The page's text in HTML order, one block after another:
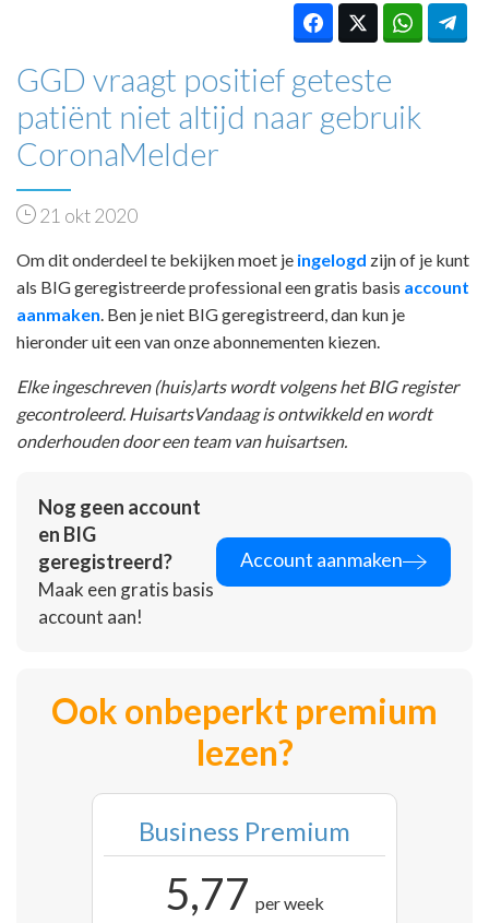
GGD vraagt positief geteste
patiënt niet altijd naar gebruik
CoronaMelder
21 okt 2020
Om dit onderdeel te bekijken moet je ingelogd zijn of je kunt
als BIG geregistreerde professional een gratis basis account
aanmaken . Ben je niet BIG geregistreerd, dan kun je
hieronder uit een van onze abonnementen kiezen.
Elke ingeschreven (huis)arts wordt volgens het BIG register
gecontroleerd. HuisartsVandaag is ontwikkeld en wordt
onderhouden door een team van huisartsen.
Nog geen account
en BIG
geregistreerd?
Maak een gratis basis
account aan!
Account aanmaken
Ook onbeperkt premium
lezen?
Business Premium
5,77 per week